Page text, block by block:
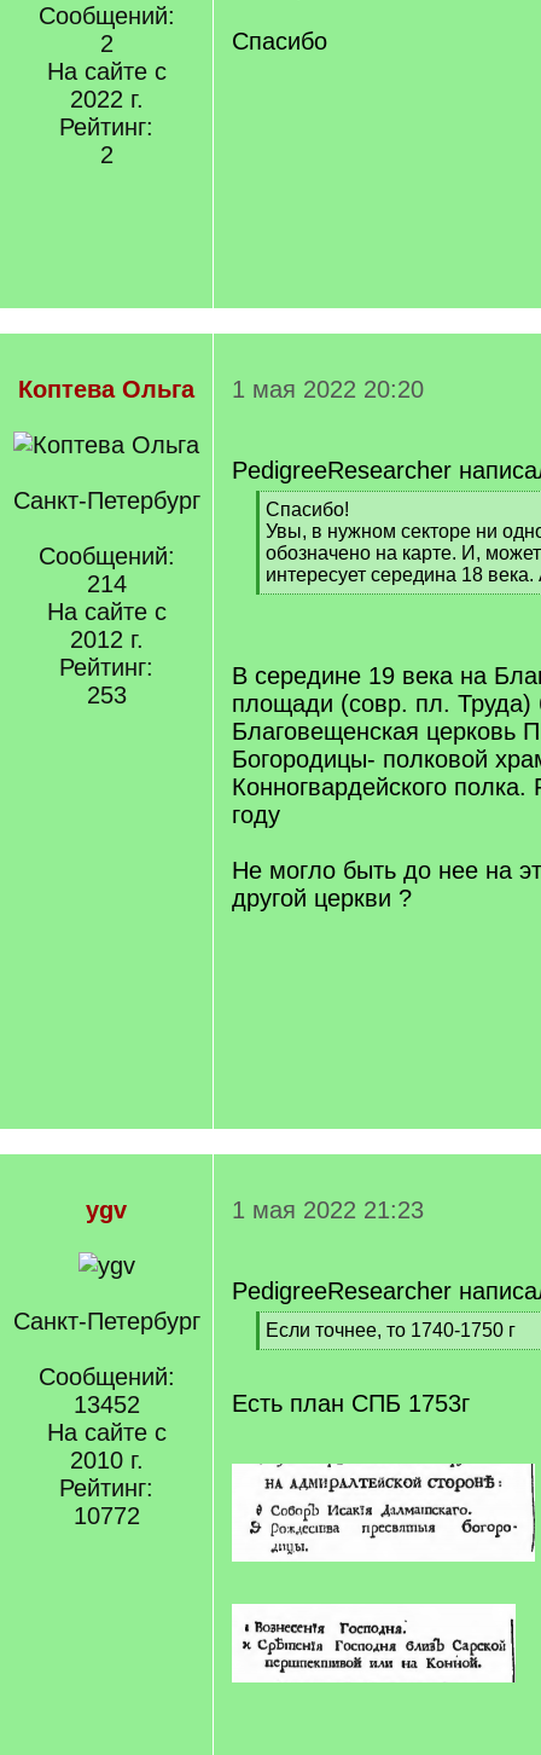
Сообщений:
2
На сайте с
2022 г.
Рейтинг:
2
Спасибо
Коптева Ольга
Санкт-Петербург
Сообщений:
214
На сайте с
2012 г.
Рейтинг:
253
1 мая 2022 20:20
PedigreeResearcher
[
q
]
Спасибо!
Увы, в нужном секторе ни
обозначено на карте. И,
интересует середина 18
[
В середине 19 века на
площади (совр. пл. Труда)
Благовещенская церковь
Богородицы- полковой
Конногвардейского
году
Не могло быть до нее на
другой церкви ?
ygv
Санкт-Петербург
Сообщений:
13452
На сайте с
2010 г.
Рейтинг:
10772
1 мая 2022 21:23
PedigreeResearcher
[
q
Если точнее, то 1740-1750 г
[
q
]
Есть план СПБ 1753г